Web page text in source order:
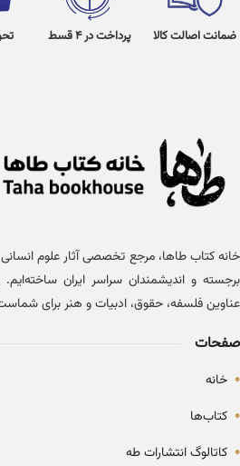
ضمانت اصالت کالا پرداخت در 4 قسط
برجسته و اندیشمندان سراسر ایران
عناوین فلسفه، حقوق، ادبیات و هنر برای
صفحات
• خانه
• کتاب‌ها
• کاتالوگ انتشارات طه